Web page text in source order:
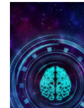
Lue
artikkeli
Vaikuta
tunteisiin
–
käytä
ääntä!